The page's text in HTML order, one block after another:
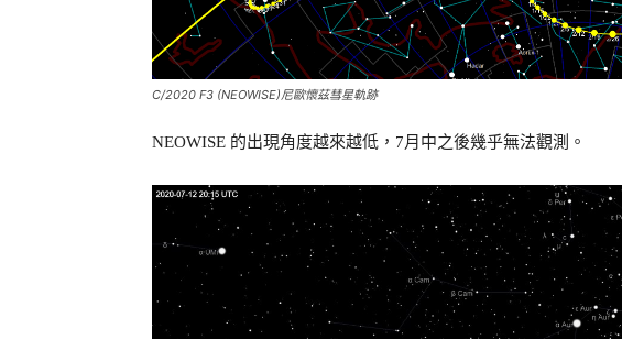
C/2020 F3 (NEOWISE)尼歐懷茲彗星軌跡
NEOWISE 的出現角度越來越低，7月中之後幾乎無法觀測。